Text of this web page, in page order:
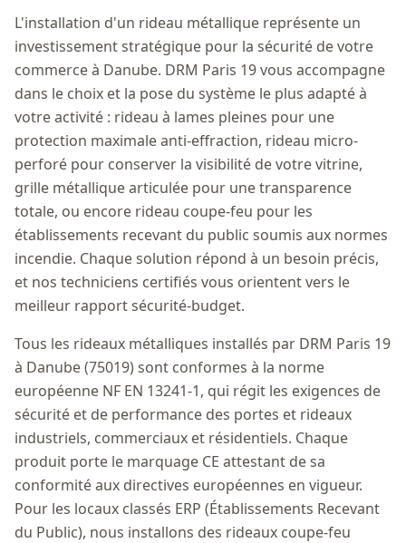
L'installation d'un rideau métallique représente un
investissement stratégique pour la sécurité de votre
commerce à Danube. DRM Paris 19 vous accompagne
dans le choix et la pose du système le plus adapté à
votre activité : rideau à lames pleines pour une
protection maximale anti-effraction, rideau micro-
perforé pour conserver la visibilité de votre vitrine,
grille métallique articulée pour une transparence
totale, ou encore rideau coupe-feu pour les
établissements recevant du public soumis aux normes
incendie. Chaque solution répond à un besoin précis,
et nos techniciens certifiés vous orientent vers le
meilleur rapport sécurité-budget.
Tous les rideaux métalliques installés par DRM Paris 19
à Danube (75019) sont conformes à la norme
européenne NF EN 13241-1, qui régit les exigences de
sécurité et de performance des portes et rideaux
industriels, commerciaux et résidentiels. Chaque
produit porte le marquage CE attestant de sa
conformité aux directives européennes en vigueur.
Pour les locaux classés ERP (Établissements Recevant
du Public), nous installons des rideaux coupe-feu